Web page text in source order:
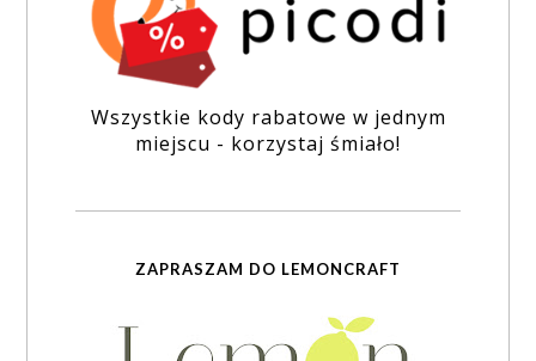
Wszystkie kody rabatowe w jednym
miejscu - korzystaj śmiało!
ZAPRASZAM DO LEMONCRAFT